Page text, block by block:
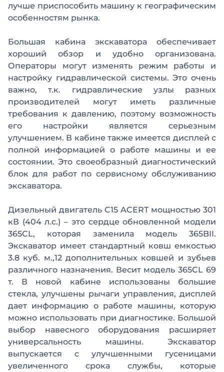
лучше приспособить машину к географическим
особенностям рынка.
Большая кабина экскаватора обеспечивает
хороший обзор и удобно организована.
Операторы могут изменять режим работы и
настройку гидравлической системы. Это очень
важно, т.к. гидравлические узлы разных
производителей могут иметь различные
требования к давлению, поэтому возможность
его настройки является серьезным
улучшением. В кабине также имеется дисплей с
полной информацией о работе машины и ее
состоянии. Это своеобразный диагностический
блок для работ по сервисному обслуживанию
экскаватора.
Дизельный двигатель C15 ACERT мощностью 301
кВ (404 л.с.) – это сердце обновленной модели
365CL, которая заменила модель 365BII.
Экскаватор имеет стандартный ковш емкостью
3.8 куб. м.,12 дополнительных ковшей и зубьев
различного назначения. Весит модель 365CL 69
т. В новой кабине использованы большие
стекла, улучшены рычаги управления, дисплей
дает информацию о работе машины, которую
можно использовать при диагностике. Большой
выбор навесного оборудования расширяет
универсальность машины. Экскаватор
выпускается с улучшенными гусеницами
увеличенного срока службы, которые